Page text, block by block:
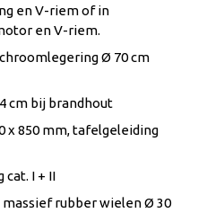
en V-riem of in
en V-riem.
Ø 70 cm
cm bij brandhout
x 850 mm, tafelgeleiding
I + II
rubber wielen Ø 30